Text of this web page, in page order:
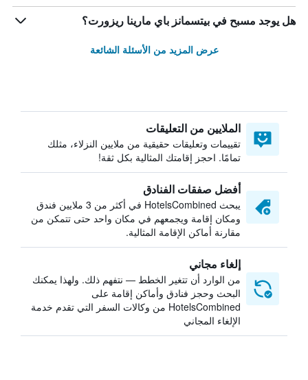
هل يوجد مسبح في بيتسمانز باي مارينا ريزورت؟
عرض المزيد من الأسئلة الشائعة
الملايين من التعليقات
تقييمات وتعليقات حقيقية من ملايين النزلاء، مثلك
تمامًا. احجز إقامتك المثالية بكل ثقة!
أفضل صفقات الفنادق
يبحث HotelsCombined في أكثر من 3 ملايين فندق
ومكان إقامة ويجمعهم في مكان واحد حتى تتمكن من
مقارنة أماكن الإقامة المثالية.
إلغاء مجاني
من الوارد أن تتغير الخطط — نتفهم ذلك. ولهذا يمكنك
البحث وحجز فنادق وأماكن إقامة على
HotelsCombined من وكالات السفر التي تقدم خدمة
الإلغاء المجاني